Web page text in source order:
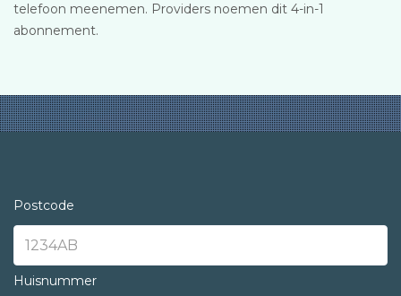
telefoon meenemen. Providers noemen dit 4-in-1
abonnement.
Postcode
Huisnummer